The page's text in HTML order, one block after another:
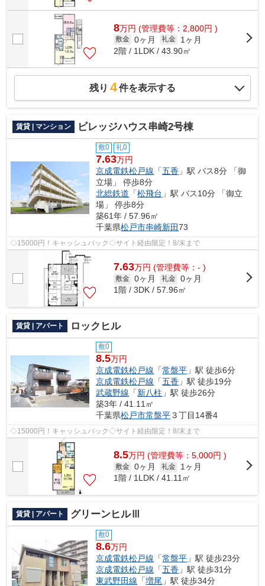
8万円 (管理費等：2,800円 )
敷金 0ヶ月 礼金
1ヶ月
2階 / 1LDK / 43.90㎡
残り 4件を表示する
賃貸 | マンション ビレッジハウス串崎2号棟
敷0 礼0
7.63万円
京成電鉄松戸線 「五香 」駅 バス8分 「御
立場」 停歩8分
北総鉄道 「松飛台 」駅 バス10分 「御立
場」 停歩8分
築61年 / 57.96㎡
千葉県松戸市串崎新田73
◇15000円！キャッシュバック◇サイト経由限定！8/末まで
7.63万円 (管理費等：- )
敷金 0ヶ月 礼金 0ヶ月
1階 / 3DK / 57.96㎡
賃貸 | アパート ロックヒル
敷0
8.5万円
京成電鉄松戸線 「常盤平 」駅 徒歩6分
京成電鉄松戸線 「五香 」駅 徒歩19分
武蔵野線 「新八柱 」駅 徒歩26分
築3年 / 41.11㎡
千葉県松戸市常盤平３丁目14番4
◇15000円！キャッシュバック◇サイト経由限定！8/末まで
8.5万円 (管理費等：5,000円 )
敷金 0ヶ月 礼金
1ヶ月
1階 / 1LDK / 41.11㎡
賃貸 | アパート グリーンヒルⅢ
敷0
8.6万円
京成電鉄松戸線 「常盤平 」駅 徒歩23分
京成電鉄松戸線 「五香 」駅 徒歩31分
東武野田線 「増尾 」駅 徒歩34分